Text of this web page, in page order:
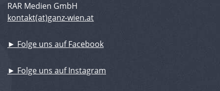
RAR Medien GmbH
kontakt(at)ganz-wien.at
► Folge uns auf Facebook
► Folge uns auf Instagram